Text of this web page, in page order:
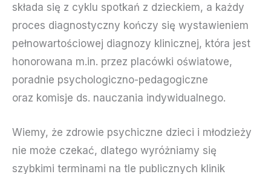
składa się z cyklu spotkań z dzieckiem, a każdy
proces diagnostyczny kończy się wystawieniem
pełnowartościowej diagnozy klinicznej, która jest
honorowana m.in. przez placówki oświatowe,
poradnie psychologiczno-pedagogiczne
oraz komisje ds. nauczania indywidualnego.
Wiemy, że zdrowie psychiczne dzieci i młodzieży
nie może czekać, dlatego wyróżniamy się
szybkimi terminami na tle publicznych klinik